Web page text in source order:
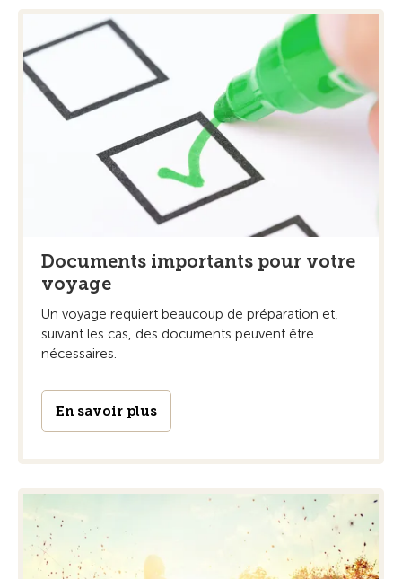
Documents importants pour votre
voyage
Un voyage requiert beaucoup de préparation et,
suivant les cas, des documents peuvent être
nécessaires.
En savoir plus